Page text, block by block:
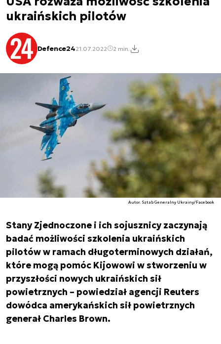
ukraińskich pilotów
Defence2421.07.2022 2 min.
Autor. Sztab Generalny Ukrainy/Facebook
Stany Zjednoczone i ich sojusznicy zaczynają
badać możliwości szkolenia ukraińskich
pilotów w ramach długoterminowych działań,
które mogą pomóc Kijowowi w stworzeniu w
przyszłości nowych ukraińskich sił
powietrznych – powiedział agencji Reuters
dowódca amerykańskich sił powietrznych
generał Charles Brown.